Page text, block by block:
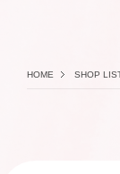
HOME SHOP